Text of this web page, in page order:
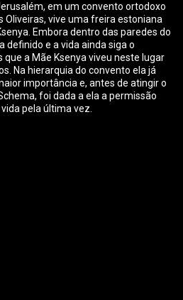
em um convento ortodoxo
Oliveiras, vive uma freira estoniana
Embora dentro das paredes do
definido e a vida ainda siga o
que a Mãe Ksenya viveu neste lugar
Na hierarquia do convento ela já
importância e, antes de atingir o
foi dada a ela a permissão
pela última vez.